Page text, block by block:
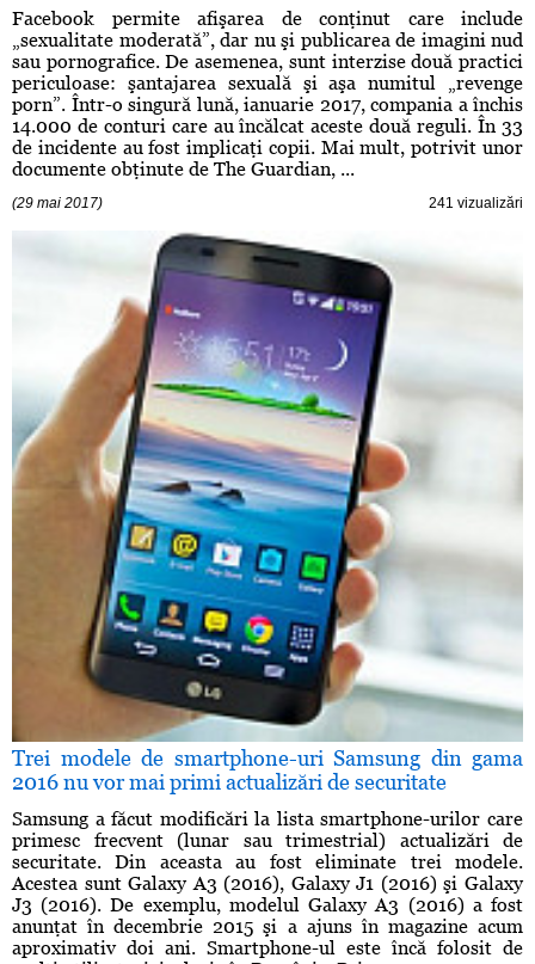
Facebook permite afişarea de conţinut care include
„sexualitate moderată”, dar nu şi publicarea de imagini nud
sau pornografice. De asemenea, sunt interzise două practici
periculoase: şantajarea sexuală şi aşa numitul „revenge
porn”. Într-o singură lună, ianuarie 2017, compania a închis
14.000 de conturi care au încălcat aceste două reguli. În 33
de incidente au fost implicaţi copii. Mai mult, potrivit unor
documente obţinute de The Guardian, ...
(29 mai 2017) 241 vizualizări
Trei modele de smartphone-uri Samsung din gama
2016 nu vor mai primi actualizări de securitate
Samsung a făcut modificări la lista smartphone-urilor care
primesc frecvent (lunar sau trimestrial) actualizări de
securitate. Din aceasta au fost eliminate trei modele.
Acestea sunt Galaxy A3 (2016), Galaxy J1 (2016) şi Galaxy
J3 (2016). De exemplu, modelul Galaxy A3 (2016) a fost
anunţat în decembrie 2015 şi a ajuns în magazine acum
aproximativ doi ani. Smartphone-ul este încă folosit de